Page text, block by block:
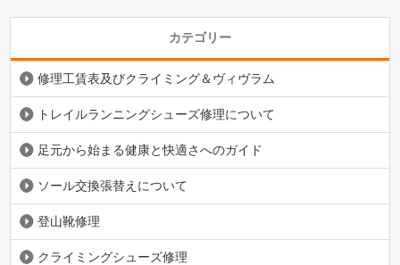
カテゴリー
修理工賃表及びクライミング＆ヴィヴラム
トレイルランニングシューズ修理について
足元から始まる健康と快適さへのガイド
ソール交換張替えについて
登山靴修理
クライミングシューズ修理